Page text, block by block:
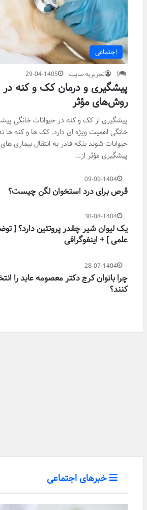
اجتماعی
تحریریه سایت 29-04-1405 9
پیشگیری و درمان کک و کنه در
روش‌های مؤثر
پیشگیری از کک و کنه در حیوانات خانگی
خانگی اهمیت ویژه ای دارد. کک ها و کنه ها
حیوانات شوند بلکه قادر به انتقال بیماری
پیشگیری مؤثر از…
09-09-1404
قرص برای درد استخوان لگن چیست؟
30-08-1404
یک لیوان شیر چقدر پروتئین دارد؟ [
علمی ] + اینفوگرافی
28-07-1404
چرا بانوان کرج دکتر معصومه عابد را
کنند؟
خبرهای اجتماعی